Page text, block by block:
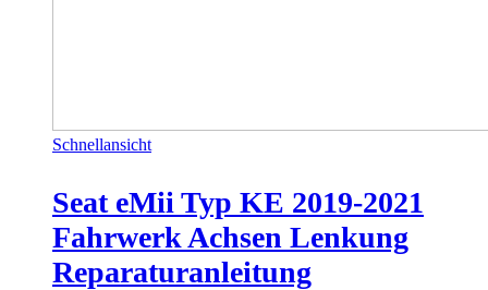
Schnellansicht
Seat eMii Typ KE 2019-2021
Fahrwerk Achsen Lenkung
Reparaturanleitung